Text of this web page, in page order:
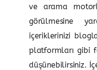
ve arama
görülmesine
içeriklerinizi
platformları gibi
düşünebilirsiniz.